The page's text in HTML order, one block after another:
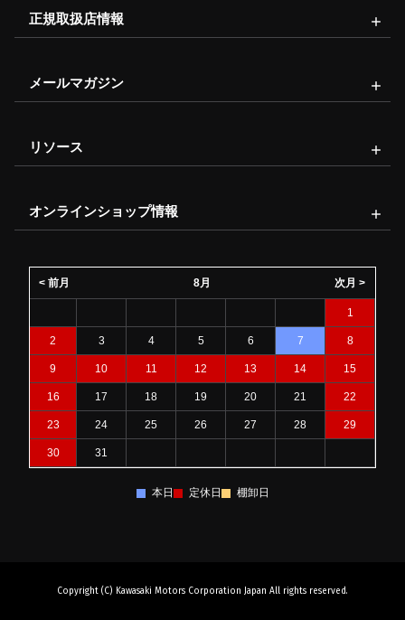
正規取扱店情報
メールマガジン
リソース
オンラインショップ情報
8月
< 前月 次月 >
1
2 3 4 5 6 7 8
9 10 11 12 13 14 15
16 17 18 19 20 21 22
23 24 25 26 27 28 29
30 31
本日 定休日 棚卸日
Copyright (C) Kawasaki Motors Corporation Japan All rights reserved.